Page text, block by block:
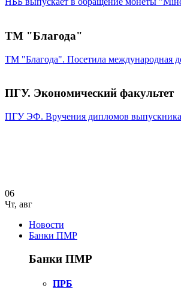
ТМ "Благода"
ТМ "Благода". Посетила международная
ПГУ. Экономический факультет
ПГУ ЭФ. Вручения дипломов
06
Чт, авг
Новости
Банки ПМР
Банки ПМР
ПРБ